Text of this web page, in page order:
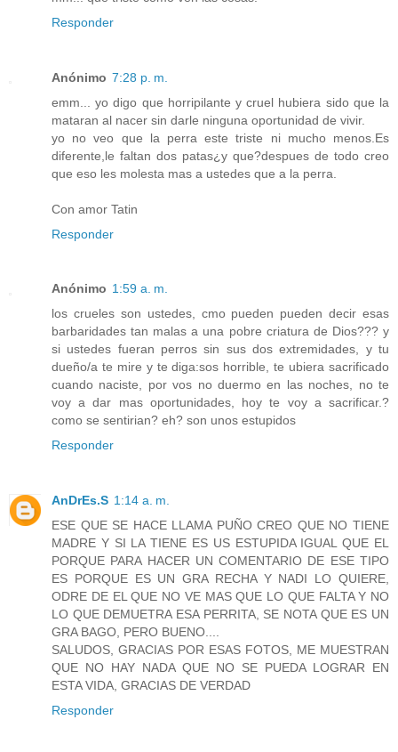
Responder
Anónimo 7:28 p. m.
emm... yo digo que horripilante y cruel hubiera sido que la
mataran al nacer sin darle ninguna oportunidad de vivir.
yo no veo que la perra este triste ni mucho menos.Es
diferente,le faltan dos patas¿y que?despues de todo creo
que eso les molesta mas a ustedes que a la perra.
Con amor Tatin
Responder
Anónimo 1:59 a. m.
los crueles son ustedes, cmo pueden pueden decir esas
barbaridades tan malas a una pobre criatura de Dios??? y
si ustedes fueran perros sin sus dos extremidades, y tu
dueño/a te mire y te diga:sos horrible, te ubiera sacrificado
cuando naciste, por vos no duermo en las noches, no te
voy a dar mas oportunidades, hoy te voy a sacrificar.?
como se sentirian? eh? son unos estupidos
Responder
AnDrEs.S 1:14 a. m.
ESE QUE SE HACE LLAMA PUÑO CREO QUE NO TIENE
MADRE Y SI LA TIENE ES US ESTUPIDA IGUAL QUE EL
PORQUE PARA HACER UN COMENTARIO DE ESE TIPO
ES PORQUE ES UN GRA RECHA Y NADI LO QUIERE,
ODRE DE EL QUE NO VE MAS QUE LO QUE FALTA Y NO
LO QUE DEMUETRA ESA PERRITA, SE NOTA QUE ES UN
GRA BAGO, PERO BUENO....
SALUDOS, GRACIAS POR ESAS FOTOS, ME MUESTRAN
QUE NO HAY NADA QUE NO SE PUEDA LOGRAR EN
ESTA VIDA, GRACIAS DE VERDAD
Responder